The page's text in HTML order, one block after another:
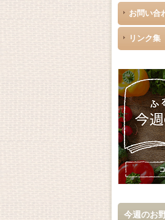
お問い合
リンク集
今週のお